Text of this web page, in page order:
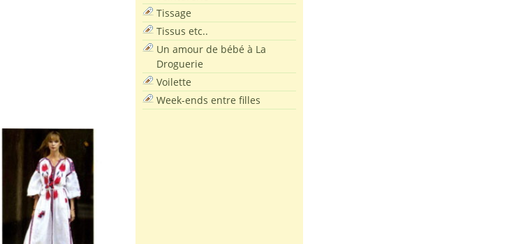
Tissage
Tissus etc..
Un amour de bébé à La
Droguerie
Voilette
Week-ends entre filles